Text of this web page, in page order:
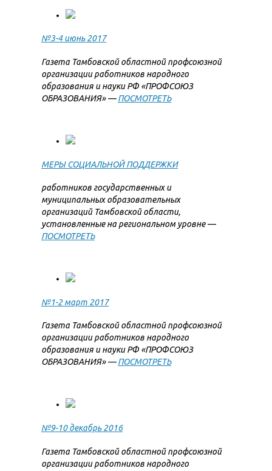
№3-4 июнь 2017
Газета Тамбовской областной профсоюзной
организации работников народного
образования и науки РФ «ПРОФСОЮЗ
ОБРАЗОВАНИЯ» —ПОСМОТРЕТЬ
МЕРЫ СОЦИАЛЬНОЙ ПОДДЕРЖКИ
работников государственных и
муниципальных образовательных
организаций Тамбовской области,
установленные на региональном уровне —
ПОСМОТРЕТЬ
№1-2 март 2017
Газета Тамбовской областной профсоюзной
организации работников народного
образования и науки РФ «ПРОФСОЮЗ
ОБРАЗОВАНИЯ» —ПОСМОТРЕТЬ
№9-10 декабрь 2016
Газета Тамбовской областной профсоюзной
организации работников народного